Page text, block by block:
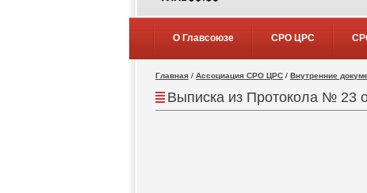
О Главсоюзе СРО ЦРС
Главная / Ассоциация СРО ЦРС / Внутренние
Выписка из Протокола № 23